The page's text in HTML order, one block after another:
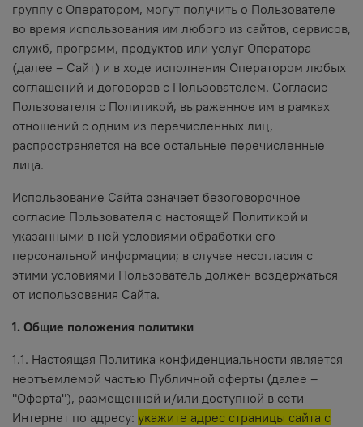
группу с Оператором, могут получить о Пользователе
во время использования им любого из сайтов, сервисов,
служб, программ, продуктов или услуг Оператора
(далее – Сайт) и в ходе исполнения Оператором любых
соглашений и договоров с Пользователем. Согласие
Пользователя с Политикой, выраженное им в рамках
отношений с одним из перечисленных лиц,
распространяется на все остальные перечисленные
лица.
Использование Сайта означает безоговорочное
согласие Пользователя с настоящей Политикой и
указанными в ней условиями обработки его
персональной информации; в случае несогласия с
этими условиями Пользователь должен воздержаться
от использования Сайта.
1. Общие положения политики
1.1. Настоящая Политика конфиденциальности является
неотъемлемой частью Публичной оферты (далее –
"Оферта"), размещенной и/или доступной в сети
Интернет по адресу: укажите адрес страницы сайта с